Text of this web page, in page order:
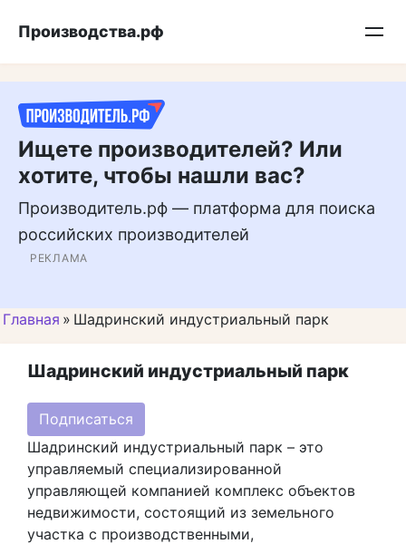
Подписывайтесь на нас в MAX
Производства.рф
Ищете производителей? Или
хотите, чтобы нашли вас?
Производитель.рф — платформа для поиска
российских производителей
РЕКЛАМА
Главная » Шадринский индустриальный парк
Шадринский индустриальный парк
Подписаться
Шадринский индустриальный парк – это
управляемый специализированной
управляющей компанией комплекс объектов
недвижимости, состоящий из земельного
участка с производственными,